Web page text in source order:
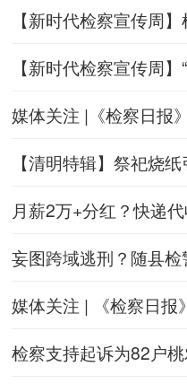
【新时代检察宣传周
【新时代检察宣传周
媒体关注 |《检察日报
【清明特辑】祭祀烧
月薪2万+分红？快递代
妄图跨域逃刑？随县
媒体关注 | 《检察日报
检察支持起诉为82户桃